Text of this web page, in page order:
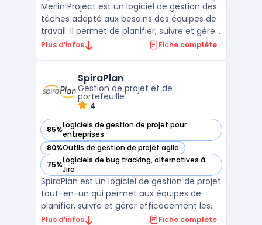
Merlin Project est un logiciel de gestion des
tâches adapté aux besoins des équipes de
travail. Il permet de planifier, suivre et gérer
des projets, de la conception à la
collaboration entre les membres de
l'équipe. Merlin ...
Plus d’infos Fiche complète
SpiraPlan
Gestion de projet et de
portefeuille
4
85%Logiciels de gestion de projet pour
entreprises
— voir SpiraPlan dans cette catégorie
80%Outils de gestion de projet agile
— voir SpiraPlan dans cette catégorie
75%Logiciels de bug tracking, alternatives à
Jira
— voir SpiraPlan dans cette catégorie
SpiraPlan est un logiciel de gestion de projet
tout-en-un qui permet aux équipes de
planifier, suivre et gérer efficacement les
projets. Avec SpiraPlan, les utilisateurs
Plus d’infos Fiche complète